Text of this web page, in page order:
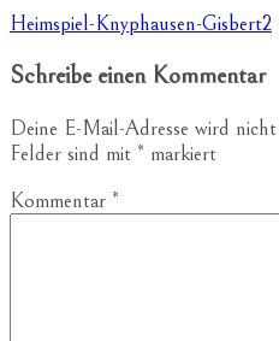
Beitragsnavigation
Heimspiel-Knyphausen-Gisbert2
Schreibe einen Kommentar
Deine E-Mail-Adresse wird
Felder sind mit * markiert
Kommentar *